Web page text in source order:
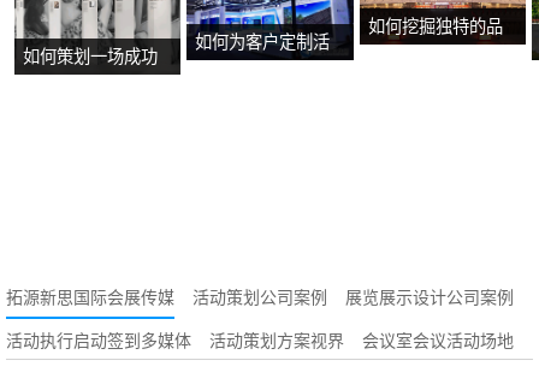
如何策划一场成功
如何为客户定制活
如何挖掘独特的品
拓源新思国际会展传媒 活动策划公司案例
展览展示设计公司案例
活动执行启动签到多媒体
活动策划方案视界 会议室会议活动场地